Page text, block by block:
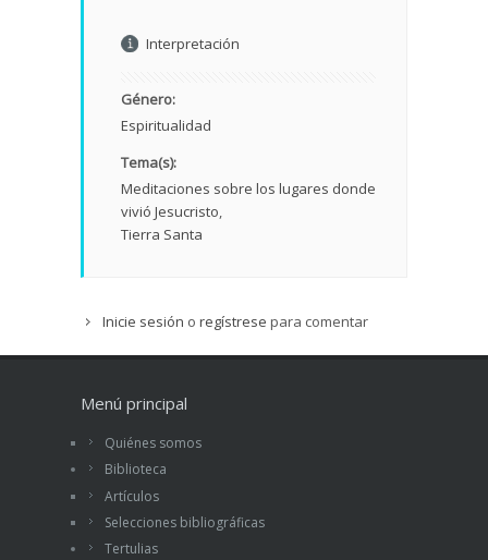
Interpretación
Género:
Espiritualidad
Tema(s):
Meditaciones sobre los lugares donde
vivió Jesucristo
Tierra Santa
Inicie sesión o regístrese para comentar
Menú principal
Quiénes somos
Biblioteca
Artículos
Selecciones bibliográficas
Tertulias